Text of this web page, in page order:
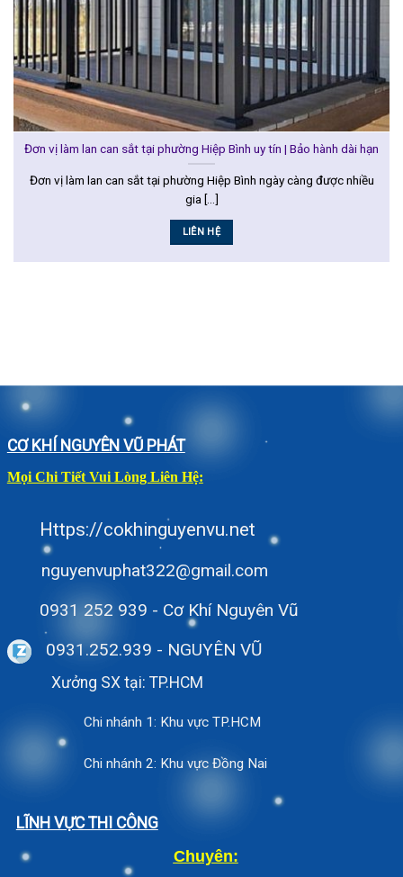
Đơn vị làm lan can sắt tại phường Hiệp Bình uy tín | Bảo hành dài hạn
Đơn vị làm lan can sắt tại phường Hiệp Bình ngày càng được nhiều
gia [...]
LIÊN HỆ
CƠ KHÍ NGUYÊN VŨ PHÁT
Mọi Chi Tiết Vui Lòng Liên Hệ:
Https://cokhinguyenvu.net
nguyenvuphat322@gmail.com
0931 252 939 - Cơ Khí Nguyên Vũ
0931.252.939 - NGUYÊN VŨ
Xưởng SX tại: TP.HCM
Chi nhánh 1: Khu vực TP.HCM
Chi nhánh 2: Khu vực Đồng Nai
LĨNH VỰC THI CÔNG
Chuyên: